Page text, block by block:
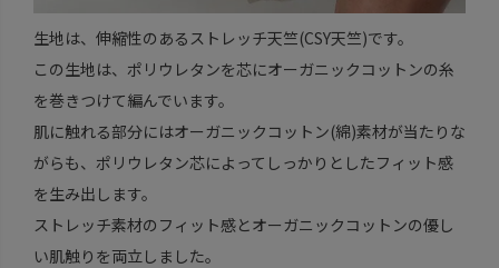
生地は、伸縮性のあるストレッチ天竺(CSY天竺)です。
この生地は、ポリウレタンを芯にオーガニックコットンの糸
を巻きつけて編んでいます。
肌に触れる部分にはオーガニックコットン(綿)素材が当たりな
がらも、ポリウレタン芯によってしっかりとしたフィット感
を生み出します。
ストレッチ素材のフィット感とオーガニックコットンの優し
い肌触りを両立しました。